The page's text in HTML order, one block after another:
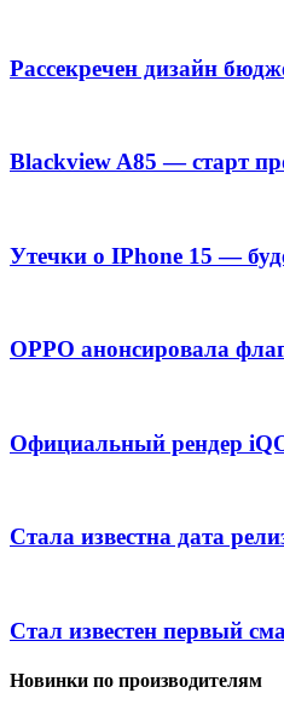
Рассекречен дизайн
Blackview A85 — старт
Утечки о IPhone 15 —
OPPO анонсировала
Официальный рендер
Стала известна дата
Стал известен первый
Новинки по производителям